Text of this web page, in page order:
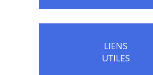
LIENS
UTILES